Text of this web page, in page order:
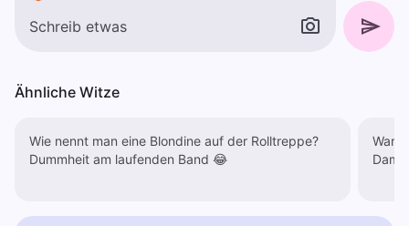
Ähnliche Witze
Wie nennt man eine Blondine auf der Rolltreppe?
Dummheit am laufenden Band 😂